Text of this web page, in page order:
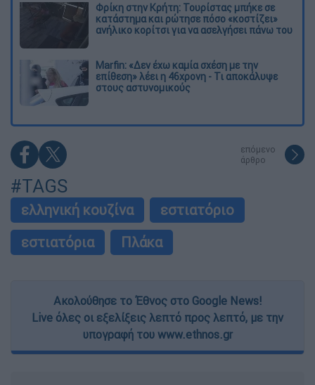
Φρίκη στην Κρήτη: Τουρίστας μπήκε σε
κατάστημα και ρώτησε πόσο «κοστίζει»
ανήλικο κορίτσι για να ασελγήσει πάνω του
Marfin: «Δεν έχω καμία σχέση με την
επίθεση» λέει η 46χρονη - Τι αποκάλυψε
στους αστυνομικούς
επόμενο
άρθρο
#TAGS
ελληνική κουζίνα
εστιατόριο
εστιατόρια
Πλάκα
Ακολούθησε το Έθνος στο Google News!
Live όλες οι εξελίξεις λεπτό προς λεπτό, με την
υπογραφή του www.ethnos.gr